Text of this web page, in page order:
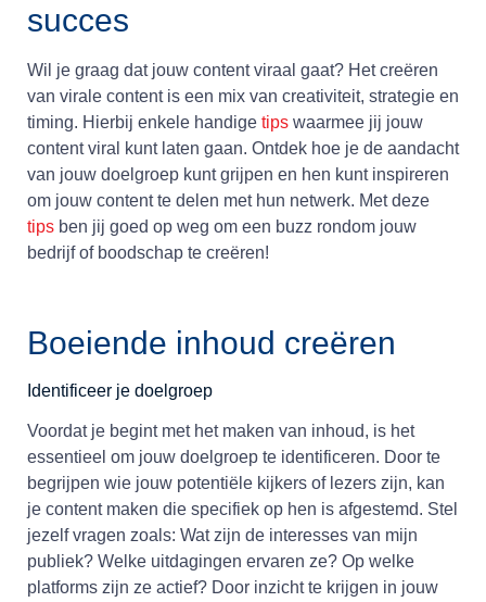
succes
Wil je graag dat jouw content viraal gaat? Het creëren
van virale content is een mix van creativiteit, strategie en
timing. Hierbij enkele handige tips waarmee jij jouw
content viral kunt laten gaan. Ontdek hoe je de aandacht
van jouw doelgroep kunt grijpen en hen kunt inspireren
om jouw content te delen met hun netwerk. Met deze
tips ben jij goed op weg om een buzz rondom jouw
bedrijf of boodschap te creëren!
Boeiende inhoud creëren
Identificeer je doelgroep
Voordat je begint met het maken van inhoud, is het
essentieel om jouw doelgroep te identificeren. Door te
begrijpen wie jouw potentiële kijkers of lezers zijn, kan
je content maken die specifiek op hen is afgestemd. Stel
jezelf vragen zoals: Wat zijn de interesses van mijn
publiek? Welke uitdagingen ervaren ze? Op welke
platforms zijn ze actief? Door inzicht te krijgen in jouw